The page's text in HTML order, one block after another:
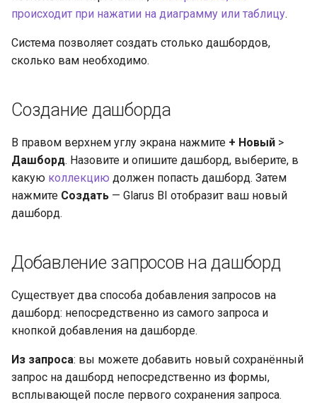
происходит при нажатии на диаграмму или таблицу.
Система позволяет создать столько дашбордов,
сколько вам необходимо.
Создание дашборда
В правом верхнем углу экрана нажмите + Новый >
Дашборд. Назовите и опишите дашборд, выберите, в
какую коллекцию должен попасть дашборд. Затем
нажмите Создать — Glarus BI отобразит ваш новый
дашборд.
Добавление запросов на дашборд
Существует два способа добавления запросов на
дашборд: непосредственно из самого запроса и
кнопкой добавления на дашборде.
Из запроса: вы можете добавить новый сохранённый
запрос на дашборд непосредственно из формы,
всплывающей после первого сохранения запроса.